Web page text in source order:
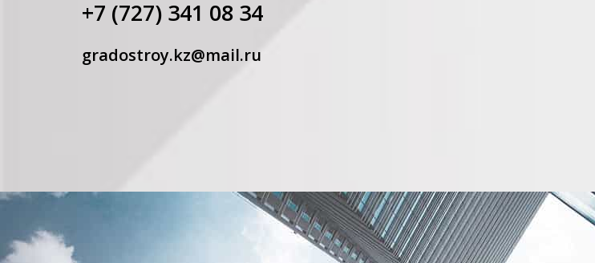
+7 (727) 341 08 34
gradostroy.kz@mail.ru